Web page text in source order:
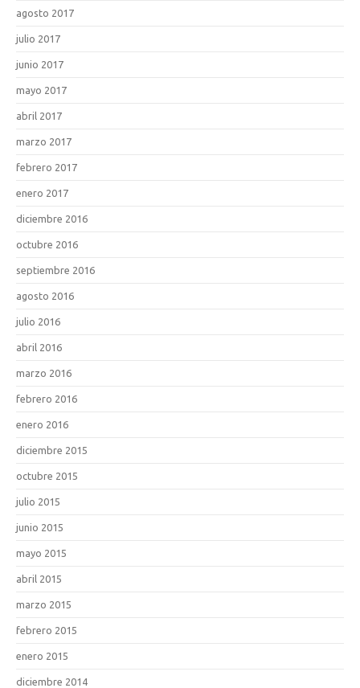
agosto 2017
julio 2017
junio 2017
mayo 2017
abril 2017
marzo 2017
febrero 2017
enero 2017
diciembre 2016
octubre 2016
septiembre 2016
agosto 2016
julio 2016
abril 2016
marzo 2016
febrero 2016
enero 2016
diciembre 2015
octubre 2015
julio 2015
junio 2015
mayo 2015
abril 2015
marzo 2015
febrero 2015
enero 2015
diciembre 2014